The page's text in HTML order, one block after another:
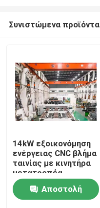
Σπίτι
Συνιστώμενα προϊόντα
14kW εξοικονόμηση
ενέργειας CNC βλήμα
ταινίας με κινητήρα
μετατροπέα
Αποστολή